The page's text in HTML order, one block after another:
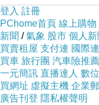
登入 註冊
PChome首頁 線上購物
新聞 /氣象 股市 個人新
買賣租屋 支付連 國際連
買車 旅行團 汽車險推薦
一元簡訊 直播達人 數
買網址 虛擬主機 企業
廣告刊登 隱私權聲明